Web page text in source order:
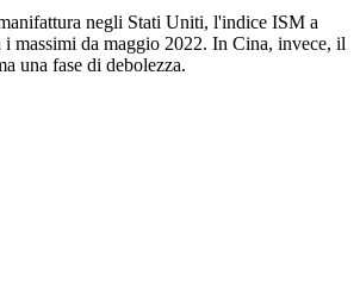
negli Stati Uniti, l'indice ISM a
i massimi da maggio 2022. In Cina, invece, il
una fase di debolezza.